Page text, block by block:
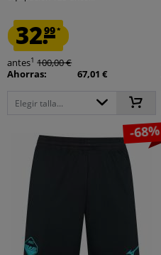
32.99*
antes1 100,00 €
Ahorras:
67,01 €
Elegir talla...
-68%